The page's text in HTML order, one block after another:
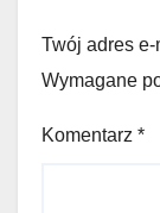
Twój adres
Wymagane
Komentarz *